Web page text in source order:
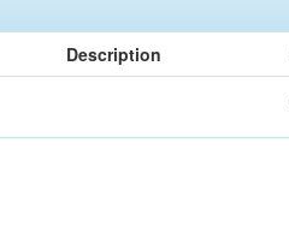
Description